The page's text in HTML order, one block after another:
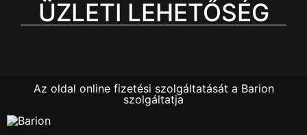
ÜZLETI LEHETŐSÉG
Az oldal online fizetési szolgáltatását a Barion
szolgáltatja